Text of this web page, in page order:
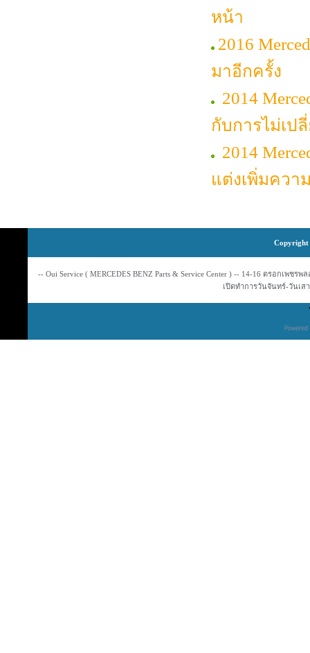
หน้า
2016
มาอีกครั้ง
2014
กับการไม่เป
2014
แต่งเพิ่มควา
Copyright
-- Oui Service ( MERCEDES BENZ Parts & Service Center ) -- 14-16 ตรอกเพชร
เปิดทำการวันจันทร์-วันเส